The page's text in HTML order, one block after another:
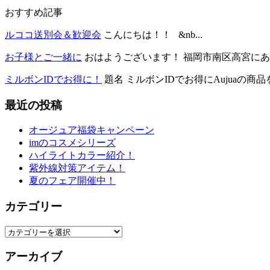
おすすめ記事
ルココ送別会＆歓迎会 こんにちは！！ &nb...
お子様とご一緒に おはようございます！ 福岡市南区高宮に
ミルボンIDでお得に！ 題名 ミルボンIDでお得にAujuaの商品
最近の投稿
オージュア福袋キャンペーン
imのコスメシリーズ
ハイライトカラー紹介！
紫外線対策アイテム！
夏のフェア開催中！
カテゴリー
カ
ゴ
アーカイブ